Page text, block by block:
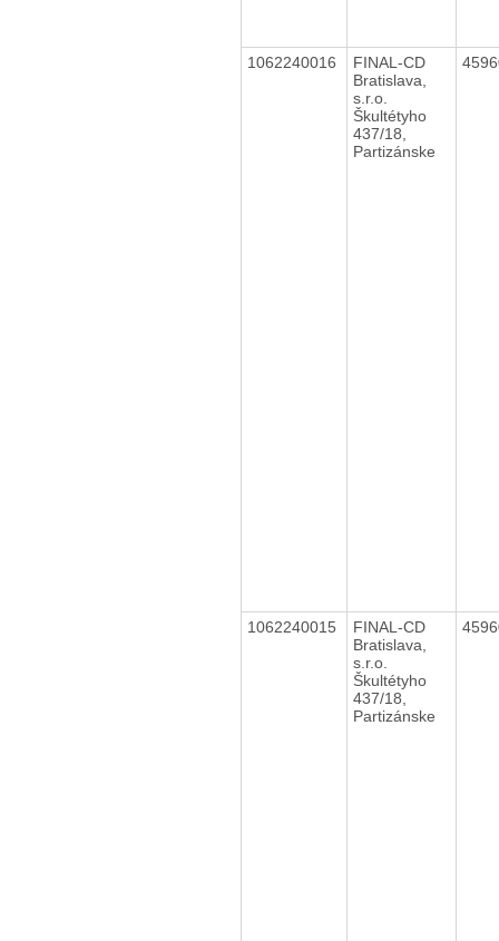
1062240016
FINAL-CD
Bratislava,
s.r.o.
Škultétyho
437/18,
Partizánske
1062240015
FINAL-CD
Bratislava,
s.r.o.
Škultétyho
437/18,
Partizánske